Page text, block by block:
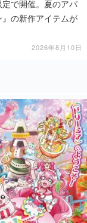
定で開催。夏のアパ
の新作アイテムが
2026年8月10日